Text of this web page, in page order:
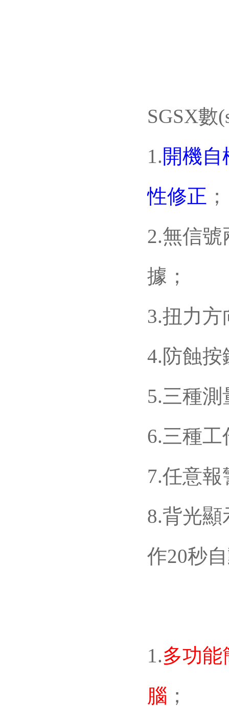
SGSX數
1.開機自
性修正 ；
2.無信號
據；
3.扭力方
4.防蝕按
5.三種測
6.三種工
7.任意報
8.背光顯
作20秒
1.多功能
腦 ；